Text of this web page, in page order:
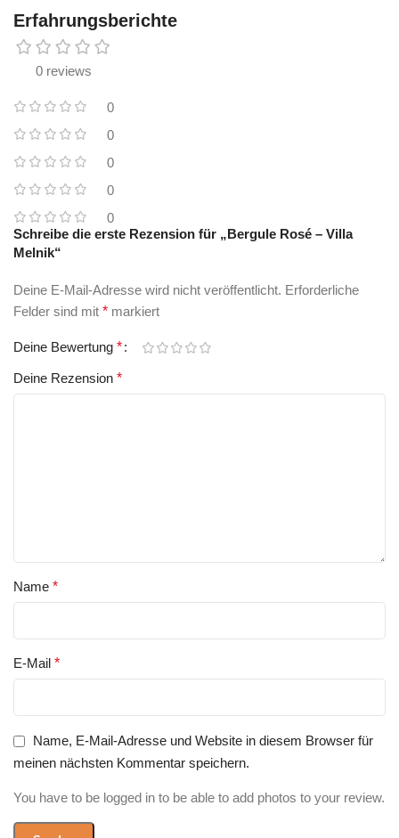
Erfahrungsberichte
0 reviews
0
0
0
0
0
Schreibe die erste Rezension für „Bergule Rosé – Villa
Melnik“
Deine E-Mail-Adresse wird nicht veröffentlicht. Erforderliche
Felder sind mit * markiert
Deine Bewertung *
Deine Rezension *
Name *
E-Mail *
Name, E-Mail-Adresse und Website in diesem Browser für
meinen nächsten Kommentar speichern.
You have to be logged in to be able to add photos to your review.